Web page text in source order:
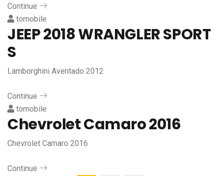
Continue
tomobile
JEEP 2018 WRANGLER SPORT
S
Lamborghini Aventado 2012
Continue
tomobile
Chevrolet Camaro 2016
Chevrolet Camaro 2016
Continue